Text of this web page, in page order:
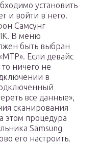
установить
и войти в него.
Самсунг
В меню
быть выбран
Если девайс
ничего не
в
все данные»,
сканирования
этом процедура
Samsung
его настроить.